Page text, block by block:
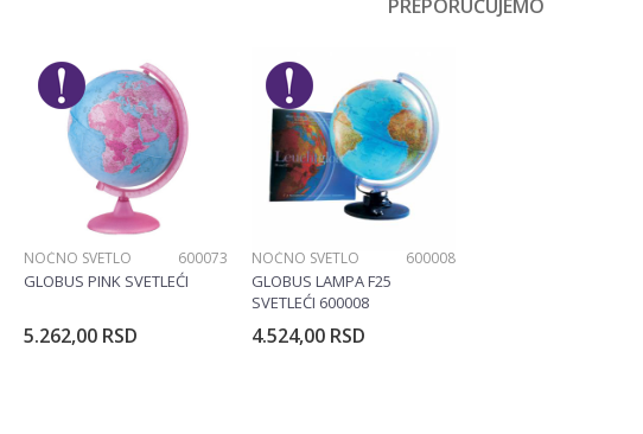
PREPORUČUJEMO
NOĆNO SVETLO 600073
GLOBUS PINK SVETLEĆI
5.262,00 RSD
NOĆNO SVETLO 600008
GLOBUS LAMPA F25
SVETLEĆI 600008
4.524,00 RSD